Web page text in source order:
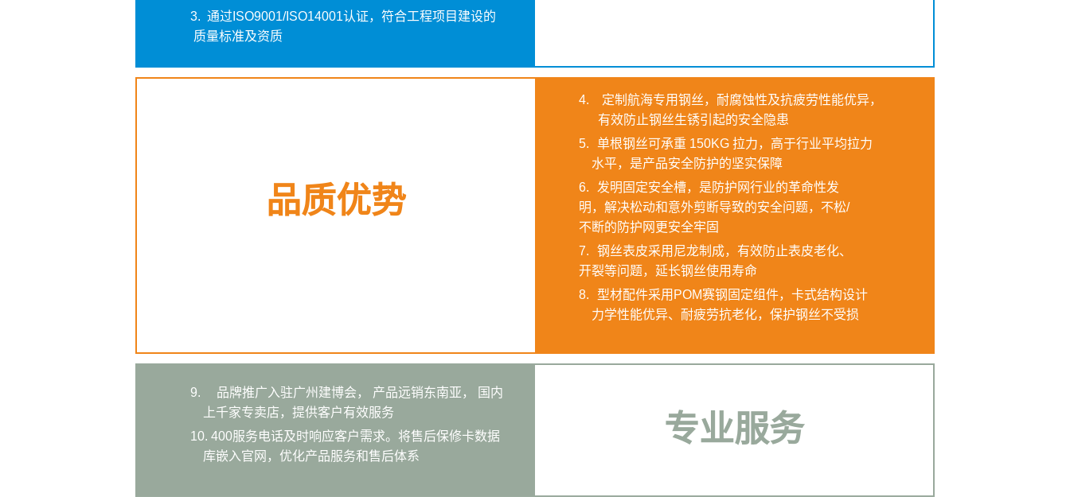
3. 通过ISO9001/ISO14001认证，符合工程项目建设的
质量标准及资质
4.
定制航海专用钢丝，耐腐蚀性及抗疲劳性能优异，
有效防止钢丝生锈引起的安全隐患
5.
单根钢丝可承重 150KG 拉力，高于行业平均拉力
水平，是产品安全防护的坚实保障
6.
发明固定安全槽，是防护网行业的革命性发
明，解决松动和意外剪断导致的安全问题，不松/
不断的防护网更安全牢固
7.
钢丝表皮采用尼龙制成，有效防止表皮老化、
开裂等问题，延长钢丝使用寿命
8.
型材配件采用POM赛钢固定组件，卡式结构设计
力学性能优异、耐疲劳抗老化，保护钢丝不受损
品质优势
9.
品牌推广入驻广州建博会， 产品远销东南亚， 国内
上千家专卖店，提供客户有效服务
10. 400服务电话及时响应客户需求。将售后保修卡数据
库嵌入官网，优化产品服务和售后体系
专业服务